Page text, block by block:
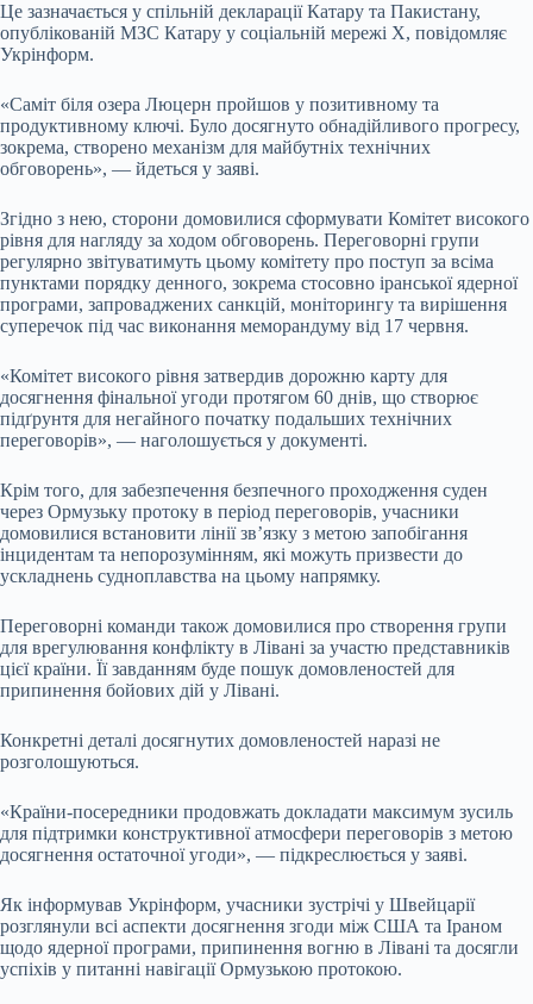
Це зазначається у спільній декларації Катару та Пакистану,
опублікованій МЗС Катару у соціальній мережі Х, повідомляє
Укрінформ.
«Саміт біля озера Люцерн пройшов у позитивному та
продуктивному ключі. Було досягнуто обнадійливого прогресу,
зокрема, створено механізм для майбутніх технічних
обговорень», — йдеться у заяві.
Згідно з нею, сторони домовилися сформувати Комітет високого
рівня для нагляду за ходом обговорень. Переговорні групи
регулярно звітуватимуть цьому комітету про поступ за всіма
пунктами порядку денного, зокрема стосовно іранської ядерної
програми, запроваджених санкцій, моніторингу та вирішення
суперечок під час виконання меморандуму від 17 червня.
«Комітет високого рівня затвердив дорожню карту для
досягнення фінальної угоди протягом 60 днів, що створює
підґрунтя для негайного початку подальших технічних
переговорів», — наголошується у документі.
Крім того, для забезпечення безпечного проходження суден
через Ормузьку протоку в період переговорів, учасники
домовилися встановити лінії зв’язку з метою запобігання
інцидентам та непорозумінням, які можуть призвести до
ускладнень судноплавства на цьому напрямку.
Переговорні команди також домовилися про створення групи
для врегулювання конфлікту в Лівані за участю представників
цієї країни. Її завданням буде пошук домовленостей для
припинення бойових дій у Лівані.
Конкретні деталі досягнутих домовленостей наразі не
розголошуються.
«Країни-посередники продовжать докладати максимум зусиль
для підтримки конструктивної атмосфери переговорів з метою
досягнення остаточної угоди», — підкреслюється у заяві.
Як інформував Укрінформ, учасники зустрічі у Швейцарії
розглянули всі аспекти досягнення згоди між США та Іраном
щодо ядерної програми, припинення вогню в Лівані та досягли
успіхів у питанні навігації Ормузькою протокою.